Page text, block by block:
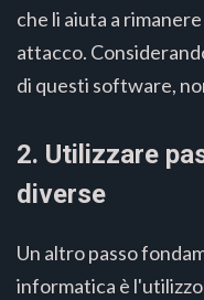
che li aiuta a
attacco.
di questi software,
2. Utilizzare
diverse
Un altro passo
informatica è